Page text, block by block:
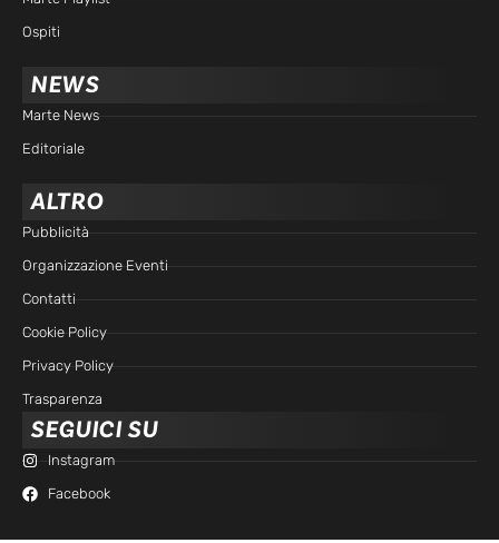
Ospiti
NEWS
Marte News
Editoriale
ALTRO
Pubblicità
Organizzazione Eventi
Contatti
Cookie Policy
Privacy Policy
Trasparenza
SEGUICI SU
Instagram
Facebook